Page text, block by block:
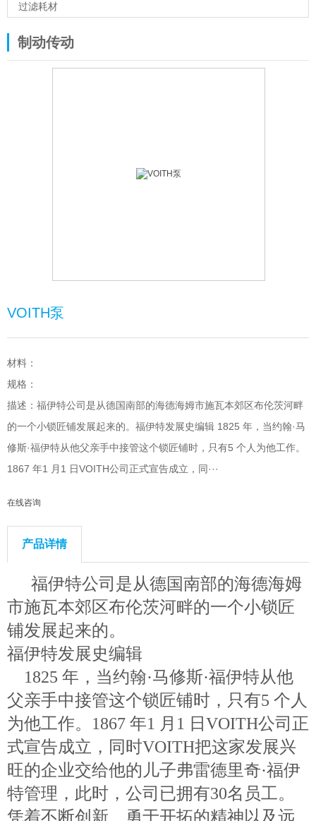
过滤耗材
制动传动
VOITH泵
材料：
规格：
描述：福伊特公司是从德国南部的海德海姆市施瓦本郊区布伦茨河畔
的一个小锁匠铺发展起来的。福伊特发展史编辑 1825 年，当约翰·马
修斯·福伊特从他父亲手中接管这个锁匠铺时，只有5 个人为他工作。
1867 年1 月1 日VOITH公司正式宣告成立，同···
在线咨询
产品详情
福伊特公司是从德国南部的海德海姆
市施瓦本郊区布伦茨河畔的一个小锁匠
铺发展起来的。
福伊特发展史编辑
1825 年，当约翰·马修斯·福伊特从他
父亲手中接管这个锁匠铺时，只有5 个人
为他工作。1867 年1 月1 日VOITH公司正
式宣告成立，同时VOITH把这家发展兴
旺的企业交给他的儿子弗雷德里奇·福伊
特管理，此时，公司已拥有30名员工。
凭着不断创新、勇于开拓的精神以及远